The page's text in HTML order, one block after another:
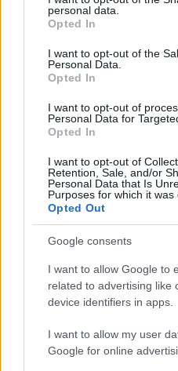
grant or deny consent to
use your data for below
consent section.
personal data.
Opted In
I want to opt-out of the
Personal Data.
Opted In
I want to opt-out of
Personal Data for
Opted In
I want to opt-out of
Retention, Sale, and/or
Personal Data that Is
Purposes for which it was
Opted Out
Google consents
I want to allow Google to
related to advertising like
device identifiers in apps.
I want to allow my user
Google for online
capo o concorrente è
Invece, concentrati su
abbia funzionato bene
8. Chiedere
verrà presa la
passaggi successivi
A differenza dei colloqui
colloqui online spesso
una telefonata. Quindi,
confermare
finito, dovresti chiedere
successivi. Ad esempio,